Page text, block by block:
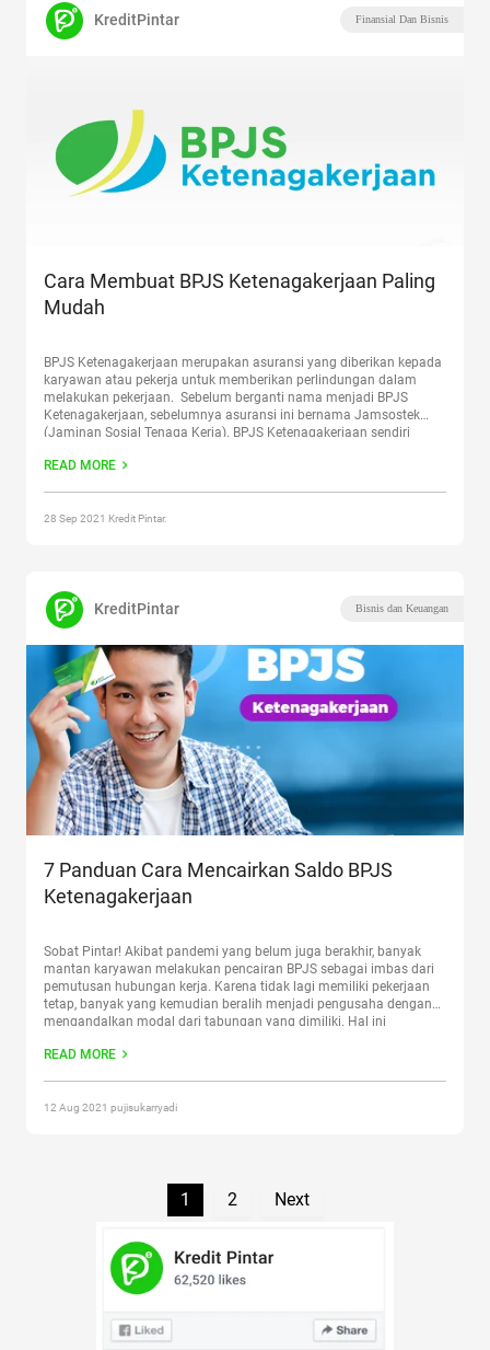
KreditPintar Finansial Dan Bisnis
Cara Membuat BPJS Ketenagakerjaan Paling
Mudah
BPJS Ketenagakerjaan merupakan asuransi yang diberikan kepada
karyawan atau pekerja untuk memberikan perlindungan dalam
melakukan pekerjaan. Sebelum berganti nama menjadi BPJS
Ketenagakerjaan, sebelumnya asuransi ini bernama Jamsostek
(Jaminan Sosial Tenaga Kerja). BPJS Ketenagakerjaan sendiri
berada di bawah Undang-Undang jaminan sosial tenaga kerja. Lalu
READ MORE
28 Sep 2021 Kredit Pintar.
KreditPintar Bisnis dan Keuangan
7 Panduan Cara Mencairkan Saldo BPJS
Ketenagakerjaan
Sobat Pintar! Akibat pandemi yang belum juga berakhir, banyak
mantan karyawan melakukan pencairan BPJS sebagai imbas dari
pemutusan hubungan kerja. Karena tidak lagi memiliki pekerjaan
tetap, banyak yang kemudian beralih menjadi pengusaha dengan
mengandalkan modal dari tabungan yang dimiliki. Hal ini
hidupnya setiap hari. Karena setiap karyawan di sebuah
READ MORE
12 Aug 2021 pujisukarryadi
1 2 Next